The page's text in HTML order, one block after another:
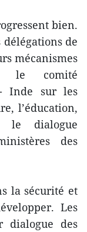
bien.
délégations de
mécanismes
le comité
Inde sur les
l’éducation,
le dialogue
des
la sécurité et
Les
dialogue des